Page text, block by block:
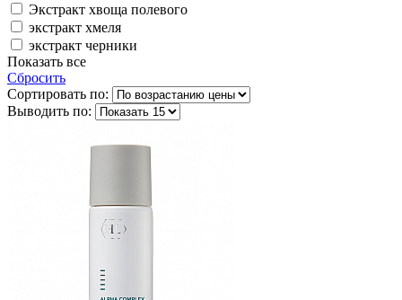
Экстракт хвоща полевого
экстракт хмеля
экстракт черники
Показать все
Сбросить
Сортировать по:
Выводить по: